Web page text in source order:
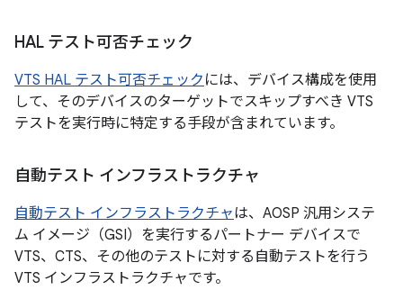
HAL テスト可否チェック
VTS HAL テスト可否チェック には、デバイス構成を使用
して、そのデバイスのターゲットでスキップすべき VTS
テストを実行時に特定する手段が含まれています。
自動テスト インフラストラクチャ
自動テスト インフラストラクチャは、AOSP 汎用システ
ム イメージ（GSI）を実行するパートナー デバイスで
VTS、CTS、その他のテストに対する自動テストを行う
VTS インフラストラクチャです。